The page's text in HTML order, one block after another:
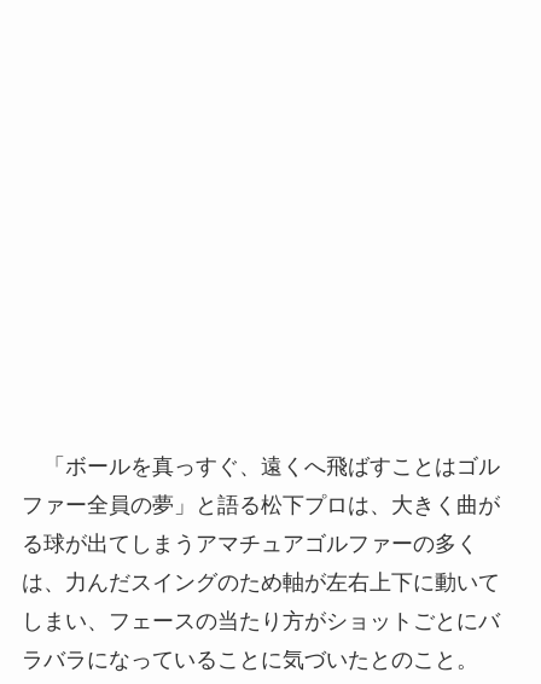
「ボールを真っすぐ、遠くへ飛ばすことはゴル
ファー全員の夢」と語る松下プロは、大きく曲が
る球が出てしまうアマチュアゴルファーの多く
は、力んだスイングのため軸が左右上下に動いて
しまい、フェースの当たり方がショットごとにバ
ラバラになっていることに気づいたとのこと。